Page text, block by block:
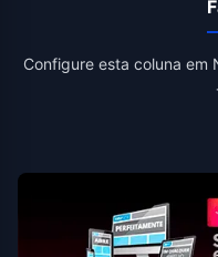
Configure esta coluna